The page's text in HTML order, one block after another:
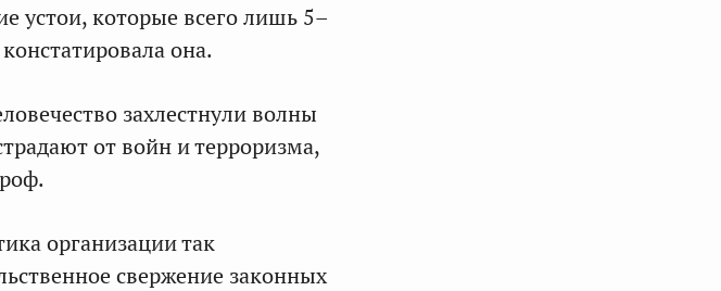
устои, которые всего лишь 5–
она.
захлестнули волны
от войн и терроризма,
организации так
свержение законных